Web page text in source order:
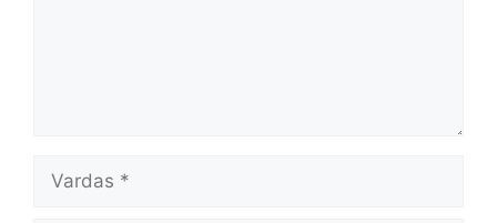
Vardas